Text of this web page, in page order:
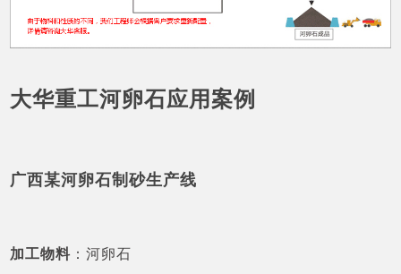
大华重工河卵石应用案例
广西某河卵石制砂生产线
加工物料 ：河卵石